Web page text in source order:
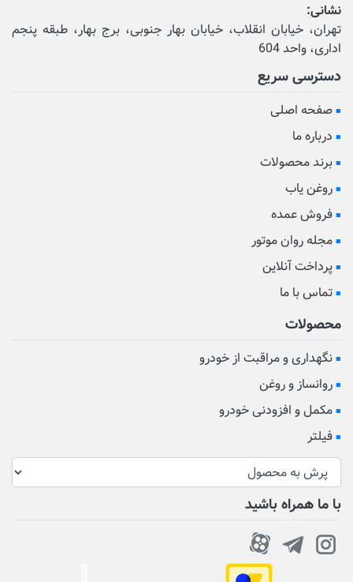
نشانی:
تهران، خیابان انقلاب، خیابان بهار جنوبی، برج بهار، طبقه پنجم
اداری، واحد 604
دسترسی سریع
صفحه اصلی
درباره ما
برند محصولات
روغن یاب
فروش عمده
مجله روان موتور
پرداخت آنلاین
تماس با ما
محصولات
نگهداری و مراقبت از خودرو
روانساز و روغن
مکمل و افزودنی خودرو
فیلتر
با ما همراه باشید